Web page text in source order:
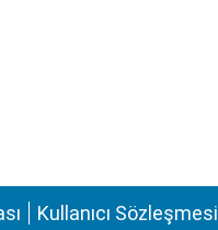
Kullanıcı Sözleşmesi